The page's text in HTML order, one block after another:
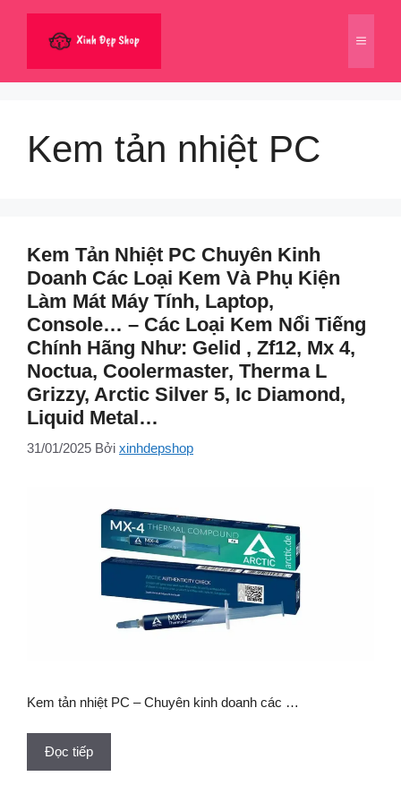
dung
Menu
Kem tản nhiệt PC
Kem Tản Nhiệt PC Chuyên Kinh
Doanh Các Loại Kem Và Phụ Kiện
Làm Mát Máy Tính, Laptop,
Console… – Các Loại Kem Nổi Tiếng
Chính Hãng Như: Gelid , Zf12, Mx 4,
Noctua, Coolermaster, Therma L
Grizzy, Arctic Silver 5, Ic Diamond,
Liquid Metal…
31/01/2025 Bởi xinhdepshop
Kem tản nhiệt PC – Chuyên kinh doanh các …
Đọc tiếp